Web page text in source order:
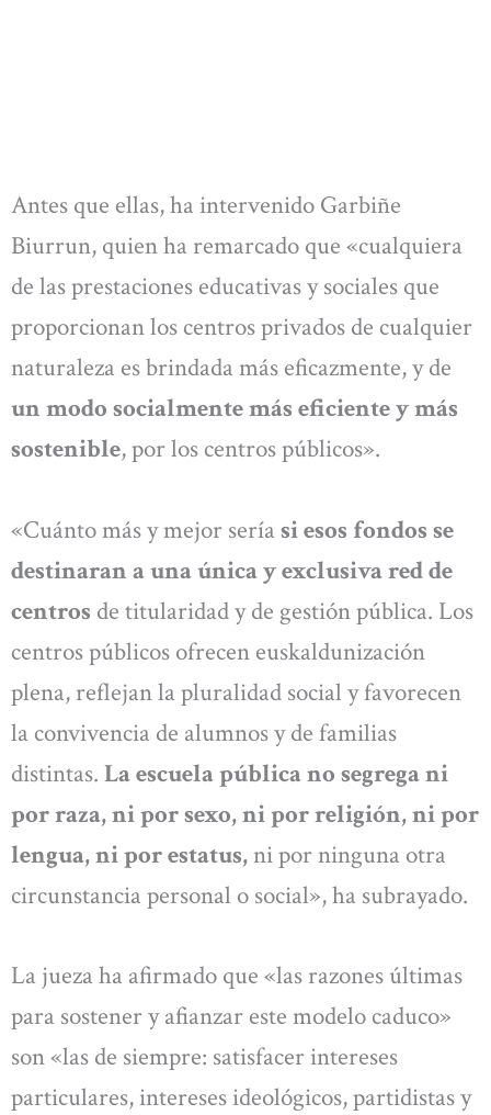
Antes que ellas, ha intervenido Garbiñe
Biurrun, quien ha remarcado que «cualquiera
de las prestaciones educativas y sociales que
proporcionan los centros privados de cualquier
naturaleza es brindada más eficazmente, y de
un modo socialmente más eficiente y más
sostenible, por los centros públicos».
«Cuánto más y mejor sería si esos fondos se
destinaran a una única y exclusiva red de
centros de titularidad y de gestión pública. Los
centros públicos ofrecen euskaldunización
plena, reflejan la pluralidad social y favorecen
la convivencia de alumnos y de familias
distintas. La escuela pública no segrega ni
por raza, ni por sexo, ni por religión, ni por
lengua, ni por estatus,ni por ninguna otra
circunstancia personal o social», ha subrayado.
La jueza ha afirmado que «las razones últimas
para sostener y afianzar este modelo caduco»
son «las de siempre: satisfacer intereses
particulares, intereses ideológicos, partidistas y